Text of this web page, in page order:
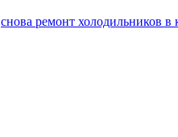
25 июня!
снова ремонт холодильников